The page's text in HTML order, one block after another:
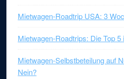
Mietwagen-Roadtrip USA: 3
Mietwagen-Roadtrips: Die Top
Mietwagen-Selbstbeteilung auf
Nein?